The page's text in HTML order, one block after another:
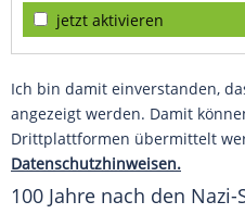
jetzt aktivieren
Ich bin damit einverstanden,
angezeigt werden. Damit
Drittplattformen übermittelt
Datenschutzhinweisen.
100 Jahre nach den